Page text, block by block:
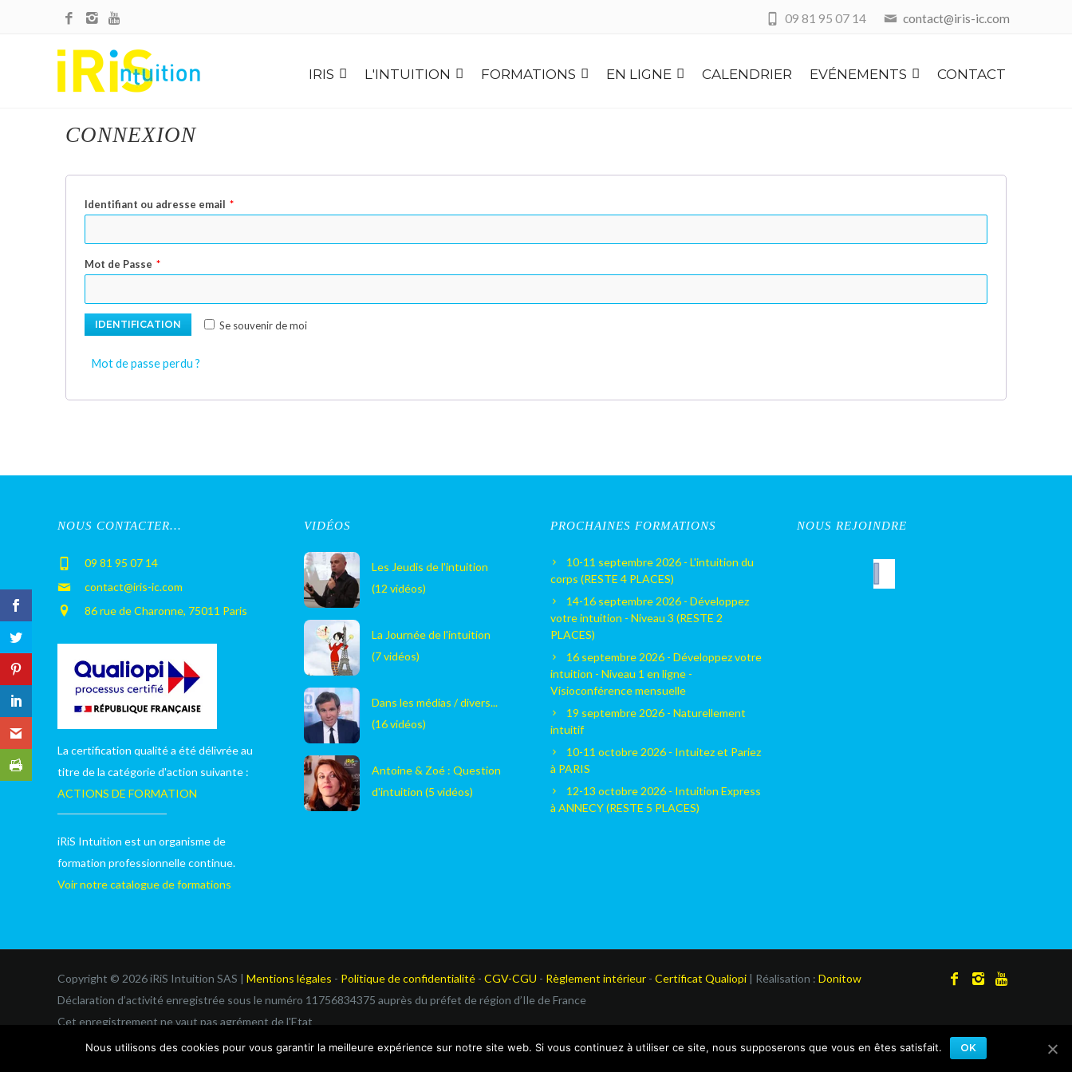
contact@iris-ic.com
09 81 95 07 14
IRIS L'INTUITION FORMATIONS EN LIGNE CALENDRIER EVÉNEMENTS CONTACT
CONNEXION
Identifiant ou adresse email *
Mot de Passe *
Se souvenir de moi
IDENTIFICATION
Mot de passe perdu ?
NOUS CONTACTER…
09 81 95 07 14
contact@iris-ic.com
86 rue de Charonne, 75011 Paris
La certification qualité a été délivrée au
titre de la catégorie d'action suivante :
ACTIONS DE FORMATION
iRiS Intuition est un organisme de
formation professionnelle continue.
Voir notre catalogue de formations
VIDÉOS
Les Jeudis de l'intuition
(12 vidéos)
La Journée de l'intuition
(7 vidéos)
Dans les médias / divers...
(16 vidéos)
Antoine & Zoé : Question
d'intuition (5 vidéos)
PROCHAINES FORMATIONS
10-11 septembre 2026 - L'intuition du
corps (RESTE 4 PLACES)
14-16 septembre 2026 - Développez
votre intuition - Niveau 3 (RESTE 2
PLACES)
16 septembre 2026 - Développez votre
intuition - Niveau 1 en ligne -
Visioconférence mensuelle
19 septembre 2026 - Naturellement
intuitif
10-11 octobre 2026 - Intuitez et Pariez
à PARIS
12-13 octobre 2026 - Intuition Express
à ANNECY (RESTE 5 PLACES)
NOUS REJOINDRE
Copyright © 2026 iRiS Intuition SAS | Mentions légales - Politique de confidentialité - CGV-CGU - Règlement intérieur - Certificat Qualiopi | Réalisation : Donitow
Déclaration d’activité enregistrée sous le numéro 11756834375 auprès du préfet de région d’Ile de France
Cet enregistrement ne vaut pas agrément de l'Etat
Nous utilisons des cookies pour vous garantir la meilleure expérience sur notre site web. Si vous continuez à utiliser ce site, nous supposerons que vous en êtes satisfait. OK